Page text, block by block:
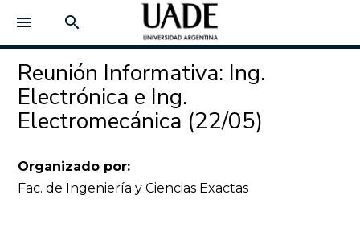
menu search
Reunión Informativa: Ing.
Electrónica e Ing.
Electromecánica (22/05)
Organizado por:
Fac. de Ingeniería y Ciencias Exactas